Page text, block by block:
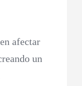
afectar
un